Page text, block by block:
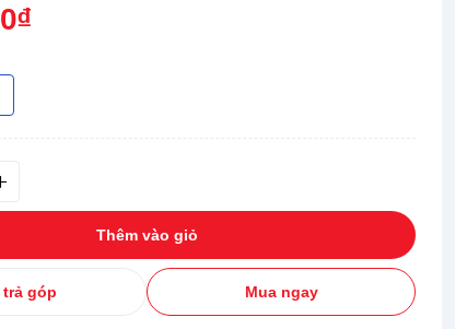
Thêm vào giỏ
trả góp Mua ngay